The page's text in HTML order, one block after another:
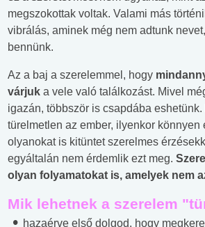
megszokottak voltak. Valami más
vibrálás, aminek még nem adtunk
bennünk.
Az a baj a szerelemmel, hogy
várjuk a vele való találkozást. Mivel
igazán, többször is csapdába
türelmetlen az ember, ilyenkor könnyen
olyanokat is kitüntet szerelmes
egyáltalán nem érdemlik ezt meg.
olyan folyamatokat is, amelyek nem
Mik lehetnek a szerelem
hazaérve első dolgod, hogy